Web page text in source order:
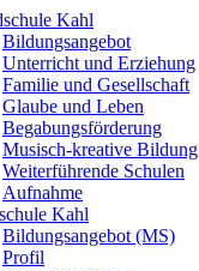
Kahl
Bildungsangebot
Unterricht und Erziehung
Familie und Gesellschaft
Glaube und Leben
Begabungsförderung
Musisch-kreative Bildung
Weiterführende Schulen
Aufnahme
Kahl
Bildungsangebot (MS)
Profil